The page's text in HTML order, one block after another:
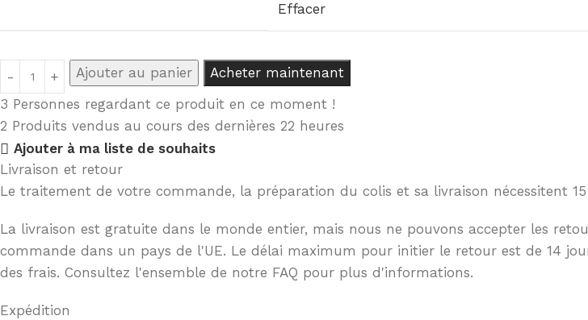
Effacer
Ajouter au panier
Acheter maintenant
3 Personnes regardant ce produit en ce moment !
2 Produits vendus au cours des dernières 22 heures
Ajouter à ma liste de souhaits
Livraison et retour
Le traitement de votre commande, la préparation du colis et sa livraison nécessitent
La livraison est gratuite dans le monde entier, mais nous ne pouvons accepter les
commande dans un pays de l'UE. Le délai maximum pour initier le retour est de 14
des frais. Consultez l'ensemble de notre FAQ pour plus d'informations.
Expédition